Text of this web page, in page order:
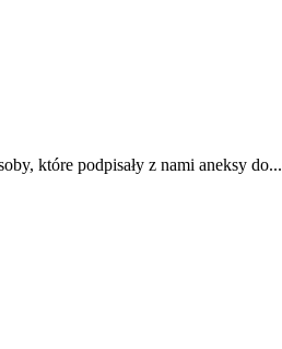
które podpisały z nami aneksy do...